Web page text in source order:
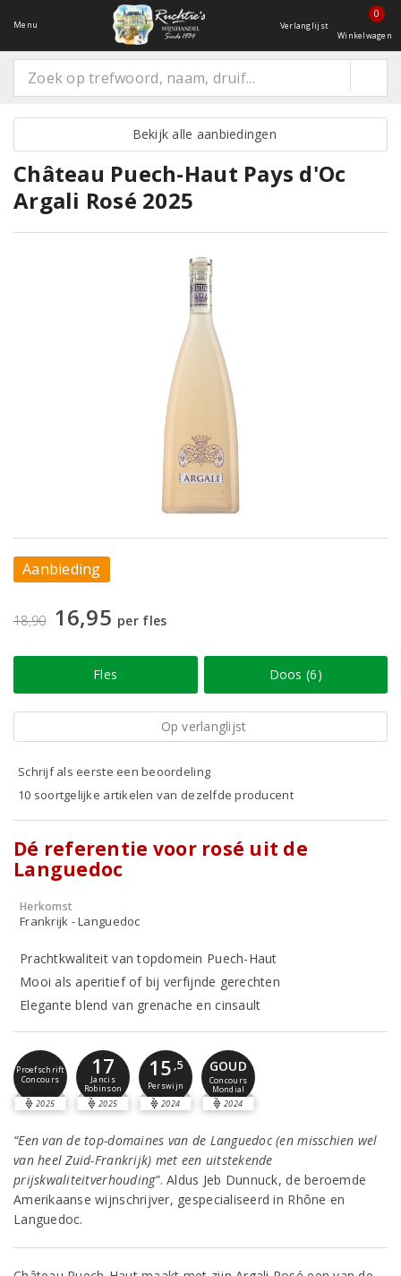
Menu Verlanglijst
0
Winkelwagen
Bekijk alle aanbiedingen
Château Puech-Haut Pays d'Oc
Argali Rosé 2025
Aanbieding
18,90 16,95 per fles
Fles Doos (6)
Op verlanglijst
Schrijf als eerste een beoordeling
10 soortgelijke artikelen van dezelfde producent
Dé referentie voor rosé uit de
Languedoc
Herkomst
Frankrijk - Languedoc
Prachtkwaliteit van topdomein Puech-Haut
Mooi als aperitief of bij verfijnde gerechten
Elegante blend van grenache en cinsault
Proefschrift
Concours
2025
17
Jancis
Robinson
2025
15 ,5
Perswijn
2024
GOUD
Concours
Mondial
2024
“Een van de top-domaines van de Languedoc (en misschien wel
van heel Zuid-Frankrijk) met een uitstekende
prijskwaliteitverhouding”. Aldus Jeb Dunnuck, de beroemde
Amerikaanse wijnschrijver, gespecialiseerd in Rhône en
Languedoc.